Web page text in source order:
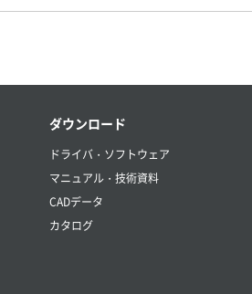
ダウンロード
ドライバ・ソフトウェア
マニュアル・技術資料
CADデータ
カタログ